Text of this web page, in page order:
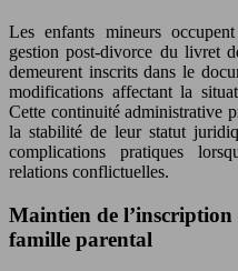
Les enfants mineurs
gestion post-divorce du livret
demeurent inscrits dans le
modifications affectant la
Cette continuité administrative
la stabilité de leur statut
complications pratiques
relations conflictuelles.
Maintien de l’inscription
famille parental